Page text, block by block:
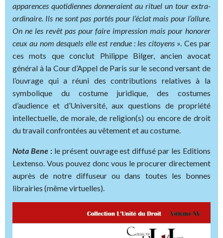
apparences quotidiennes donneraient au rituel un tour extra-
ordinaire. Ils ne sont pas portés pour l’éclat mais pour l’allure.
On ne les revêt pas pour faire impression mais pour honorer
ceux au nom desquels elle est rendue : les citoyens». Ces par
ces mots que conclut Philippe Bilger, ancien avocat
général à la Cour d’Appel de Paris sur le second versant de
l’ouvrage qui a réuni des contributions relatives à la
symbolique du costume juridique, des costumes
d’audience et d’Université, aux questions de propriété
intellectuelle, de morale, de religion(s) ou encore de droit
du travail confrontées au vêtement et au costume.
Nota Bene:le présent ouvrage est diffusé par les Editions
Lextenso. Vous pouvez donc vous le procurer directement
auprès de notre diffuseur ou dans toutes les bonnes
librairies (même virtuelles).